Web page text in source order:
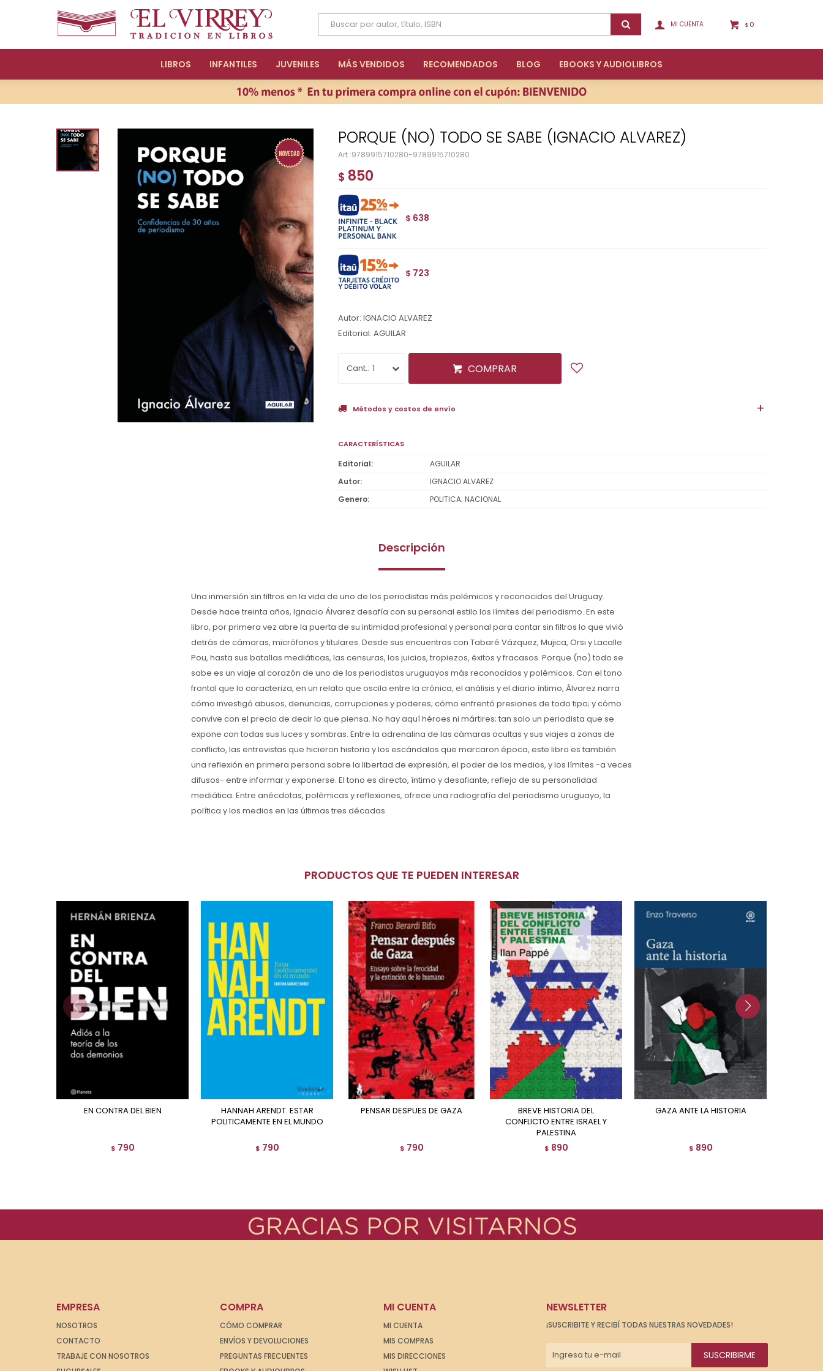
LIBROS INFANTILES JUVENILES MÁS VENDIDOS RECOMENDADOS BLOG EBOOKS Y AUDIOLIBROS
$ 0
PORQUE (NO) TODO SE SABE (IGNACIO ALVAREZ)
9789915710280-9789915710280
$ 850
$ 638
$ 723
Autor: IGNACIO ALVAREZ
Editorial: AGUILAR
1 COMPRAR
Métodos y costos de envío
CARACTERÍSTICAS
Editorial
AGUILAR
Autor
IGNACIO ALVAREZ
Genero
POLITICA; NACIONAL
Descripción
Una inmersión sin filtros en la vida de uno de los periodistas más polémicos y reconocidos del Uruguay.
Desde hace treinta años, Ignacio Álvarez desafía con su personal estilo los límites del periodismo. En este
libro, por primera vez abre la puerta de su intimidad profesional y personal para contar sin filtros lo que vivió
detrás de cámaras, micrófonos y titulares. Desde sus encuentros con Tabaré Vázquez, Mujica, Orsi y Lacalle
Pou, hasta sus batallas mediáticas, las censuras, los juicios, tropiezos, éxitos y fracasos. Porque (no) todo se
sabe es un viaje al corazón de uno de los periodistas uruguayos más reconocidos y polémicos. Con el tono
frontal que lo caracteriza, en un relato que oscila entre la crónica, el análisis y el diario íntimo, Álvarez narra
cómo investigó abusos, denuncias, corrupciones y poderes; cómo enfrentó presiones de todo tipo; y cómo
convive con el precio de decir lo que piensa. No hay aquí héroes ni mártires; tan solo un periodista que se
expone con todas sus luces y sombras. Entre la adrenalina de las cámaras ocultas y sus viajes a zonas de
conflicto, las entrevistas que hicieron historia y los escándalos que marcaron época, este libro es también
una reflexión en primera persona sobre la libertad de expresión, el poder de los medios, y los límites -a veces
difusos- entre informar y exponerse. El tono es directo, íntimo y desafiante, reflejo de su personalidad
mediática. Entre anécdotas, polémicas y reflexiones, ofrece una radiografía del periodismo uruguayo, la
política y los medios en las últimas tres décadas.
PRODUCTOS QUE TE PUEDEN INTERESAR
EN CONTRA DEL BIEN
$ 790
HANNAH ARENDT. ESTAR
POLITICAMENTE EN EL MUNDO
$ 790
PENSAR DESPUES DE GAZA
$ 790
BREVE HISTORIA DEL
CONFLICTO ENTRE ISRAEL Y
PALESTINA
$ 890
GAZA ANTE LA HISTORIA
$ 890
EMPRESA
NOSOTROS
CONTACTO
TRABAJE CON NOSOTROS
COMPRA
CÓMO COMPRAR
ENVÍOS Y DEVOLUCIONES
PREGUNTAS FRECUENTES
MI CUENTA
MI CUENTA
MIS COMPRAS
MIS DIRECCIONES
NEWSLETTER
¡SUSCRIBITE Y RECIBÍ TODAS NUESTRAS NOVEDADES!
SUSCRIBIRME